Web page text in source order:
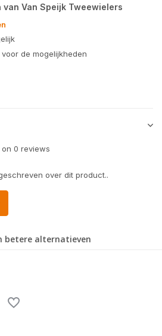
Van Speijk Tweewielers
de mogelijkheden
on 0 reviews
over dit product..
betere alternatieven